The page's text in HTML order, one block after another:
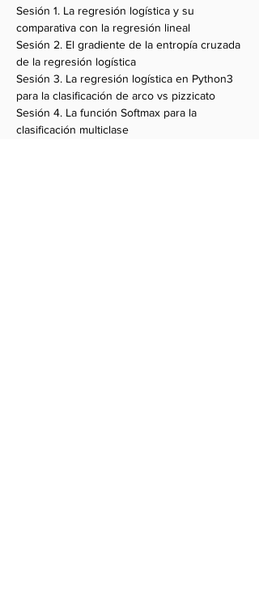
Sesión 1. La regresión logística y su
comparativa con la regresión lineal
Sesión 2. El gradiente de la entropía cruzada
de la regresión logística
Sesión 3. La regresión logística en Python3
para la clasificación de arco vs pizzicato
Sesión 4. La función Softmax para la
clasificación multiclase